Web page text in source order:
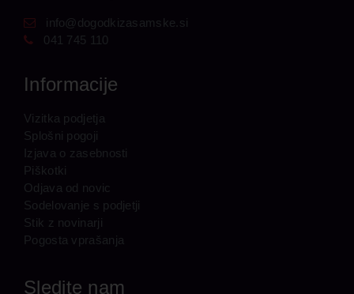
info@dogodkizasamske.si
041 745 110
Informacije
Vizitka podjetja
Splošni pogoji
Izjava o zasebnosti
Piškotki
Odjava od novic
Sodelovanje s podjetji
Stik z novinarji
Pogosta vprašanja
Sledite nam